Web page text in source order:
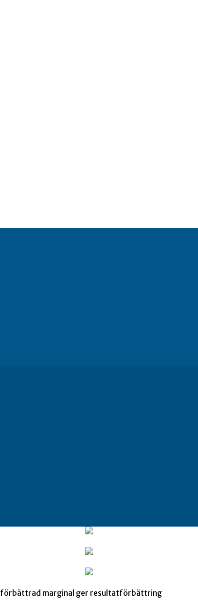
förbättrad marginal ger resultatförbättring